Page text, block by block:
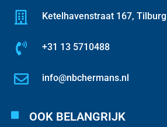
Ketelhavenstraat 167, Tilburg
+31 13 5710488
info@nbchermans.nl
OOK BELANGRIJK